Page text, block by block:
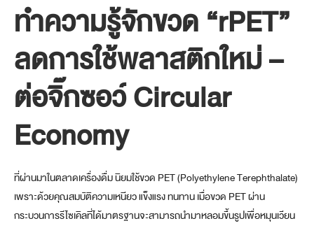
ทำความรู้จักขวด “rPET”
ลดการใช้พลาสติกใหม่ –
ต่อจิ๊กซอว์ Circular
Economy
ที่ผ่านมาในตลาดเครื่องดื่ม นิยมใช้ขวด PET (Polyethylene Terephthalate)
เพราะด้วยคุณสมบัติความเหนียว แข็งแรง ทนทาน เมื่อขวด PET ผ่าน
กระบวนการรีไซเคิลที่ได้มาตรฐานจะสามารถนำมาหลอมขึ้นรูปเพื่อหมุนเวียน